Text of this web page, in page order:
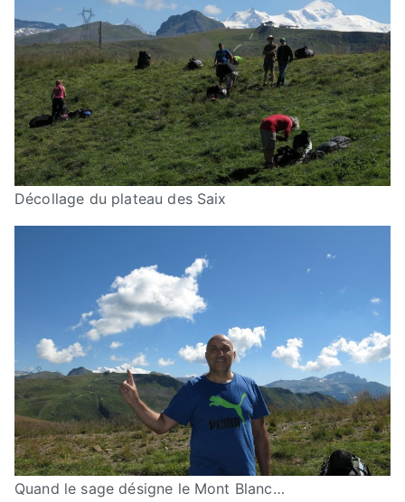
Décollage du plateau des Saix
Quand le sage désigne le Mont Blanc…